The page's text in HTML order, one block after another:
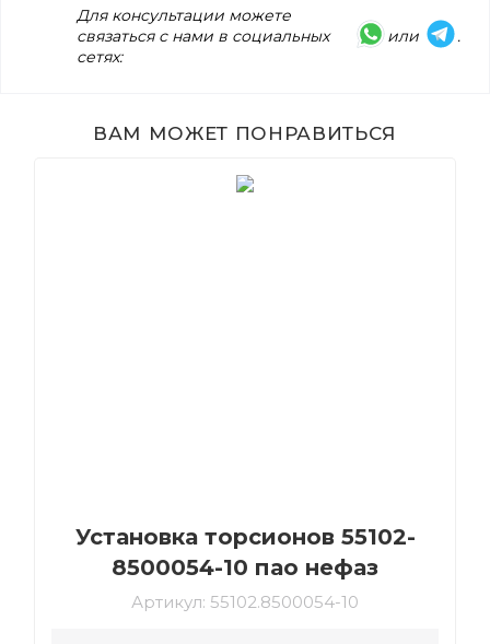
Для консультации можете
связаться с нами в социальных
сетях:
или .
ВАМ МОЖЕТ ПОНРАВИТЬСЯ
Установка торсионов 55102-
8500054-10 пао нефаз
Артикул: 55102.8500054-10